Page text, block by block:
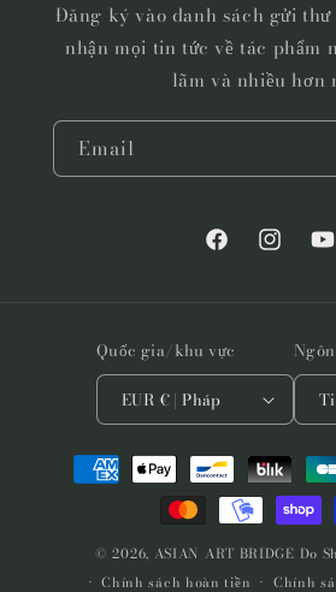
Đăng ký vào danh sách gửi
nhận mọi tin tức về tác phẩm
lãm và nhiều hơn
Email
FacebookInstagram
Quốc gia/khu vực
EUR € | Pháp
Phương
thức
© 2026, ASIAN ART BRIDGE Do
Chính sách hoàn tiền
Chính